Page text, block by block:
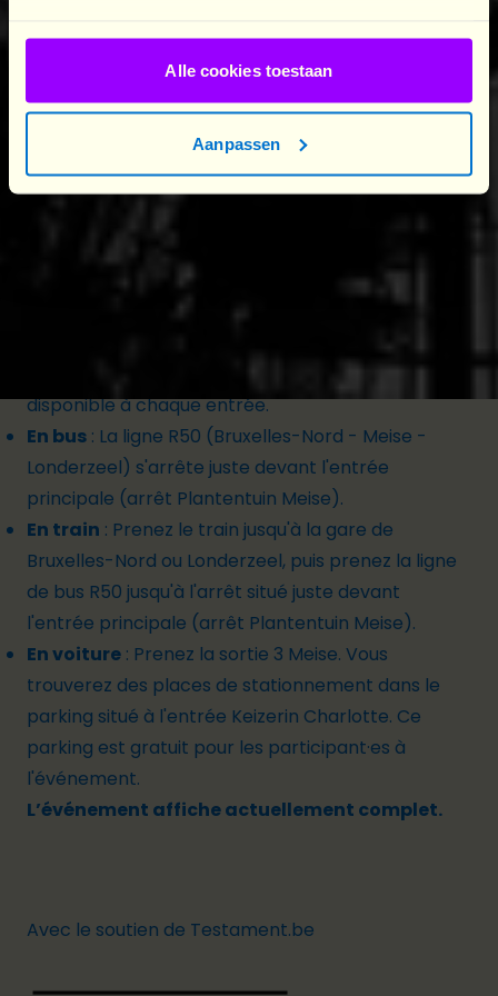
Alle cookies toestaan
Aanpassen
le/la bienvenu·e.
Ne tardez pas, car les places sont limitées !
Réservez dès aujourd'hui via le formulaire ci-
dessouset venez passer une journée inspirante
Comment accéder au Jardin Botanique ?
Les jonctions 40 et 41 se trouvent à
proximité du Jardin botanique. Un abri à vélos est
disponible à chaque entrée.
En bus : La ligne R50 (Bruxelles-Nord - Meise -
Londerzeel) s'arrête juste devant l'entrée
principale (arrêt Plantentuin Meise).
En train : Prenez le train jusqu'à la gare de
Bruxelles-Nord ou Londerzeel, puis prenez la ligne
de bus R50 jusqu'à l'arrêt situé juste devant
l'entrée principale (arrêt Plantentuin Meise).
En voiture : Prenez la sortie 3 Meise. Vous
trouverez des places de stationnement dans le
parking situé à l'entrée Keizerin Charlotte. Ce
parking est gratuit pour les participant·es à
l'événement.
L’événement affiche actuellement complet.
Avec le soutien de Testament.be